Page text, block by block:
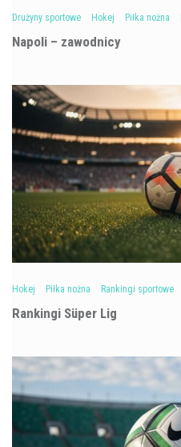
Drużyny sportowe Hokej Piłka nożna
Napoli – zawodnicy
Hokej Piłka nożna Rankingi sportowe
Rankingi Süper Lig